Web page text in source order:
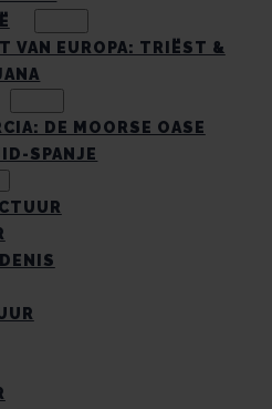
VAN EUROPA: TRIËST &
DE MOORSE OASE
SPANJE